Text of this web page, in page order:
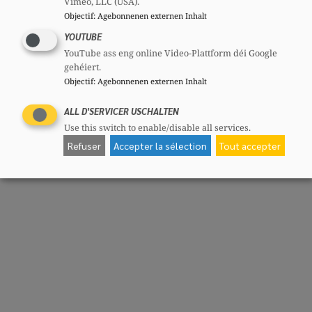
Objectif: Agebonnenen externen Inhalt
YOUTUBE
YouTube ass eng online Video-Plattform déi Google
gehéiert.
Objectif: Agebonnenen externen Inhalt
ALL D'SERVICER USCHALTEN
Use this switch to enable/disable all services.
Refuser Accepter la sélection Tout accepter